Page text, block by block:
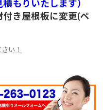
もりいたします）
き屋根板に変更(ペ
い！